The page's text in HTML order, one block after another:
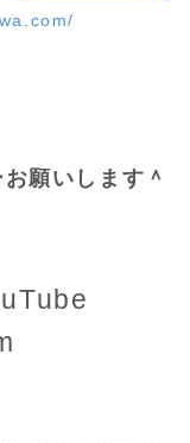
願いします＾